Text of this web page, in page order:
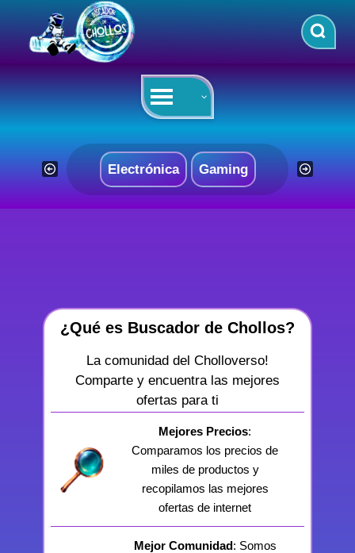
contenido
Electrónica Gaming
¿Qué es Buscador de Chollos?
La comunidad del Cholloverso!
Comparte y encuentra las mejores
ofertas para ti
Mejores Precios:
Comparamos los precios de
miles de productos y
recopilamos las mejores
ofertas de internet
Mejor Comunidad: Somos